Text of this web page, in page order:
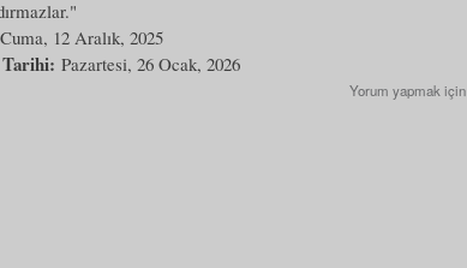
Cuma, 12 Aralık, 2025
Pazartesi, 26 Ocak, 2026
Yorum yapmak için